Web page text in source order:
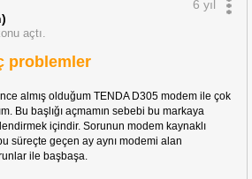
açtı.
6 yıl
problemler
almış olduğum TENDA D305 modem ile çok
Bu başlığı açmamın sebebi bu markaya
içindir. Sorunun modem kaynaklı
süreçte geçen ay aynı modemi alan
ile başbaşa.